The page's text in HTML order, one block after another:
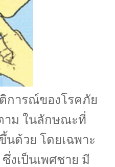
การณ์ของโรคภัย
าม ในลักษณะที่
ด้วย โดยเฉพาะ
งเป็นเพศชาย มี